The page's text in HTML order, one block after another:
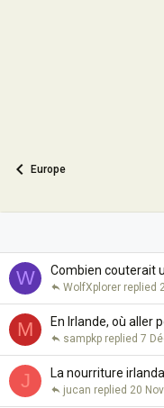
Europe
W Combien couterait
WolfXplorer
M En Irlande, où aller
7
sampkp
J La nourriture
20
jucan